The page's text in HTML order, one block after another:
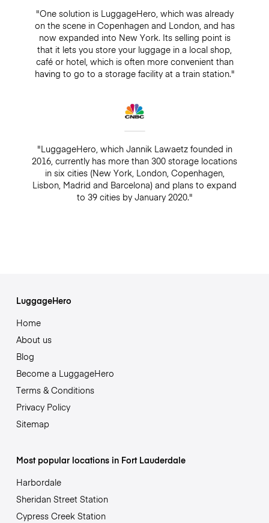
"One solution is LuggageHero, which was already
on the scene in Copenhagen and London, and has
now expanded into New York. Its selling point is
that it lets you store your luggage in a local shop,
café or hotel, which is often more convenient than
having to go to a storage facility at a train station."
"LuggageHero, which Jannik Lawaetz founded in
2016, currently has more than 300 storage locations
in six cities (New York, London, Copenhagen,
Lisbon, Madrid and Barcelona) and plans to expand
to 39 cities by January 2020."
LuggageHero
Home
About us
Blog
Become a LuggageHero
Terms & Conditions
Privacy Policy
Sitemap
Most popular locations in Fort Lauderdale
Harbordale
Sheridan Street Station
Cypress Creek Station